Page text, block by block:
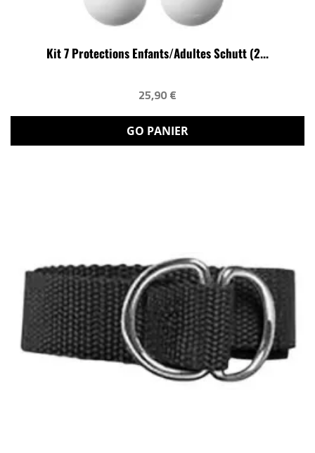
Kit 7 Protections Enfants/adultes Schutt (2...
25,90 €
GO PANIER